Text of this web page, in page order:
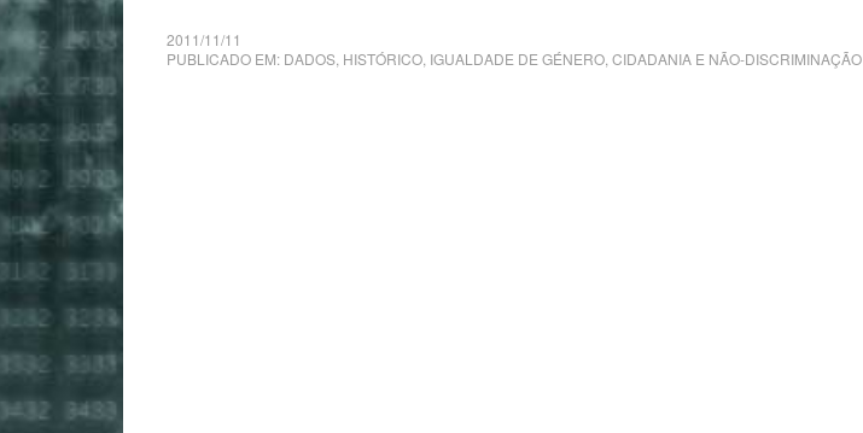
2011/11/11
PUBLICADO EM: DADOS HISTÓRICO IGUALDADE DE GÉNERO, CIDADANIA E NÃO-DISCRIMINAÇÃO